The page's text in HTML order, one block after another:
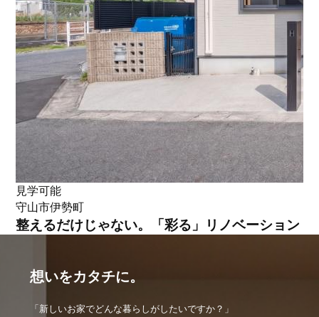
見学可能
守山市伊勢町
整えるだけじゃない。「彩る」リノベーション
想いをカタチに。
「新しいお家でどんな暮らしがしたいですか？」